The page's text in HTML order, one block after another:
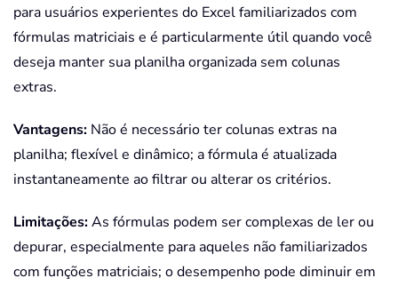
para usuários experientes do Excel familiarizados com
fórmulas matriciais e é particularmente útil quando você
deseja manter sua planilha organizada sem colunas
extras.
Vantagens: Não é necessário ter colunas extras na
planilha; flexível e dinâmico; a fórmula é atualizada
instantaneamente ao filtrar ou alterar os critérios.
Limitações:As fórmulas podem ser complexas de ler ou
depurar, especialmente para aqueles não familiarizados
com funções matriciais; o desempenho pode diminuir em